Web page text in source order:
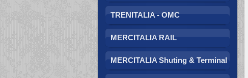
TRENITALIA - OMC
MERCITALIA RAIL
MERCITALIA Shuting & Terminal